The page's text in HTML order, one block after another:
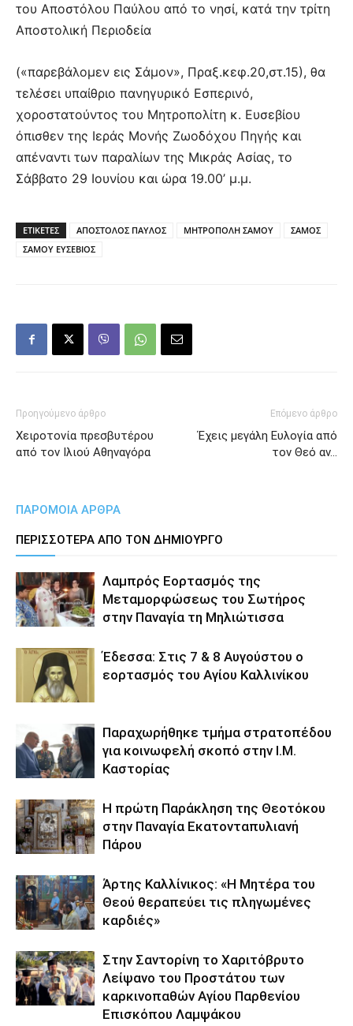
του Αποστόλου Παύλου από το νησί, κατά την τρίτη
Αποστολική Περιοδεία
(«παρεβάλομεν εις Σάμον», Πραξ.κεφ.20,στ.15), θα
τελέσει υπαίθριο πανηγυρικό Εσπερινό,
χοροστατούντος του Μητροπολίτη κ. Ευσεβίου
όπισθεν της Ιεράς Μονής Ζωοδόχου Πηγής και
απέναντι των παραλίων της Μικράς Ασίας, το
Σάββατο 29 Ιουνίου και ώρα 19.00’ μ.μ.
ΕΤΙΚΕΤΕΣ ΑΠΟΣΤΟΛΟΣ ΠΑΥΛΟΣ ΜΗΤΡΟΠΟΛΗ ΣΑΜΟΥ
ΣΑΜΟΣ
ΣΑΜΟΥ ΕΥΣΕΒΙΟΣ
Προηγούμενο άρθρο
Χειροτονία πρεσβυτέρου
από τον Ιλιού Αθηναγόρα
Επόμενο άρθρο
Έχεις μεγάλη Ευλογία από
τον Θεό αν…
ΠΑΡΟΜΟΙΑ ΑΡΘΡΑ
ΠΕΡΙΣΣΟΤΕΡΑ ΑΠΟ ΤΟΝ ΔΗΜΙΟΥΡΓΟ
Λαμπρός Εορτασμός της
Μεταμορφώσεως του Σωτήρος
στην Παναγία τη Μηλιώτισσα
Έδεσσα: Στις 7 & 8 Αυγούστου ο
εορτασμός του Αγίου Καλλινίκου
Παραχωρήθηκε τμήμα στρατοπέδου
για κοινωφελή σκοπό στην Ι.Μ.
Καστορίας
Η πρώτη Παράκληση της Θεοτόκου
στην Παναγία Εκατονταπυλιανή
Πάρου
Άρτης Καλλίνικος: «Η Μητέρα του
Θεού θεραπεύει τις πληγωμένες
καρδιές»
Στην Σαντορίνη το Χαριτόβρυτο
Λείψανο του Προστάτου των
καρκινοπαθών Αγίου Παρθενίου
Επισκόπου Λαμψάκου